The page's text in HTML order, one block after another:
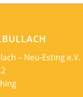
– Neu-Esting e.V.